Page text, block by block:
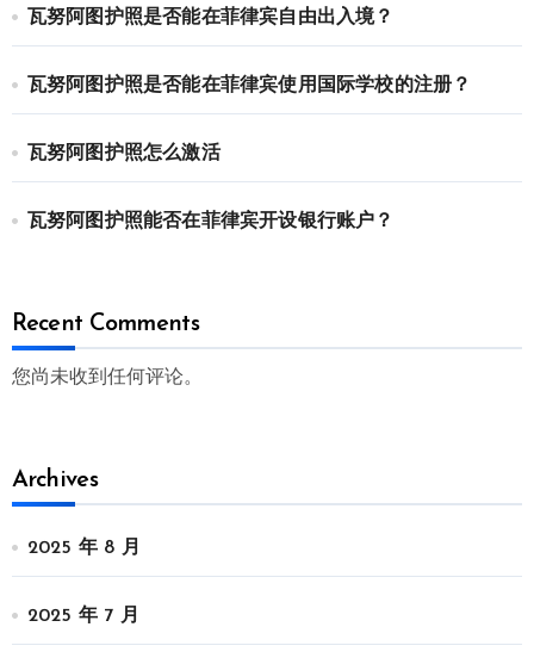
瓦努阿图护照是否能在菲律宾自由出入境？
瓦努阿图护照是否能在菲律宾使用国际学校的注册？
瓦努阿图护照怎么激活
瓦努阿图护照能否在菲律宾开设银行账户？
Recent Comments
您尚未收到任何评论。
Archives
2025 年 8 月
2025 年 7 月